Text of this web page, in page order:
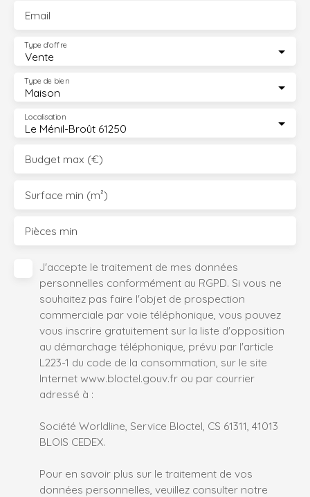
Email
Vente
Type d'offre
Maison
Type de bien
Le Ménil-Broût 61250
Localisation
Budget max (€)
Surface min (m²)
Pièces min
J'accepte le traitement de mes données
personnelles conformément au RGPD. Si vous ne
souhaitez pas faire l'objet de prospection
commerciale par voie téléphonique, vous pouvez
vous inscrire gratuitement sur la liste d'opposition
au démarchage téléphonique, prévu par l'article
L223-1 du code de la consommation, sur le site
Internet www.bloctel.gouv.fr ou par courrier
adressé à :
Société Worldline, Service Bloctel, CS 61311, 41013
BLOIS CEDEX.
Pour en savoir plus sur le traitement de vos
données personnelles, veuillez consulter notre